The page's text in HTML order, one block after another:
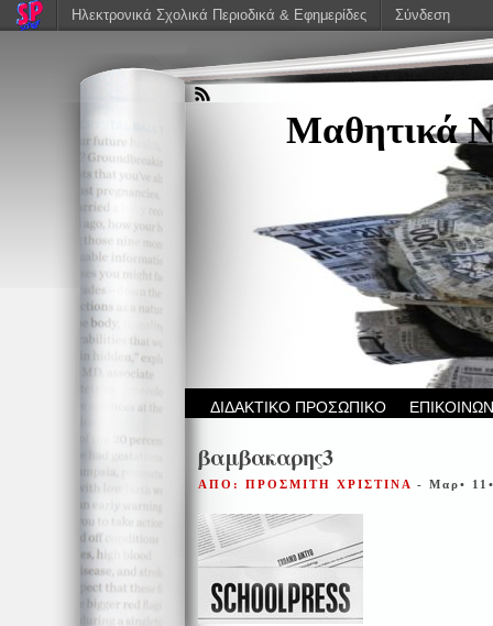
Μαθητικά
ΔΙΔΑΚΤΙΚΟ ΠΡΟΣΩΠΙΚΟ
βαμβακαρης3
ΑΠΟ: ΠΡΟΣΜΙΤΗ ΧΡΙΣΤΙΝΑ - Μαρ•
Ηλεκτρονικά Σχολικά Περιοδικά & Εφημερίδες Σύνδεση